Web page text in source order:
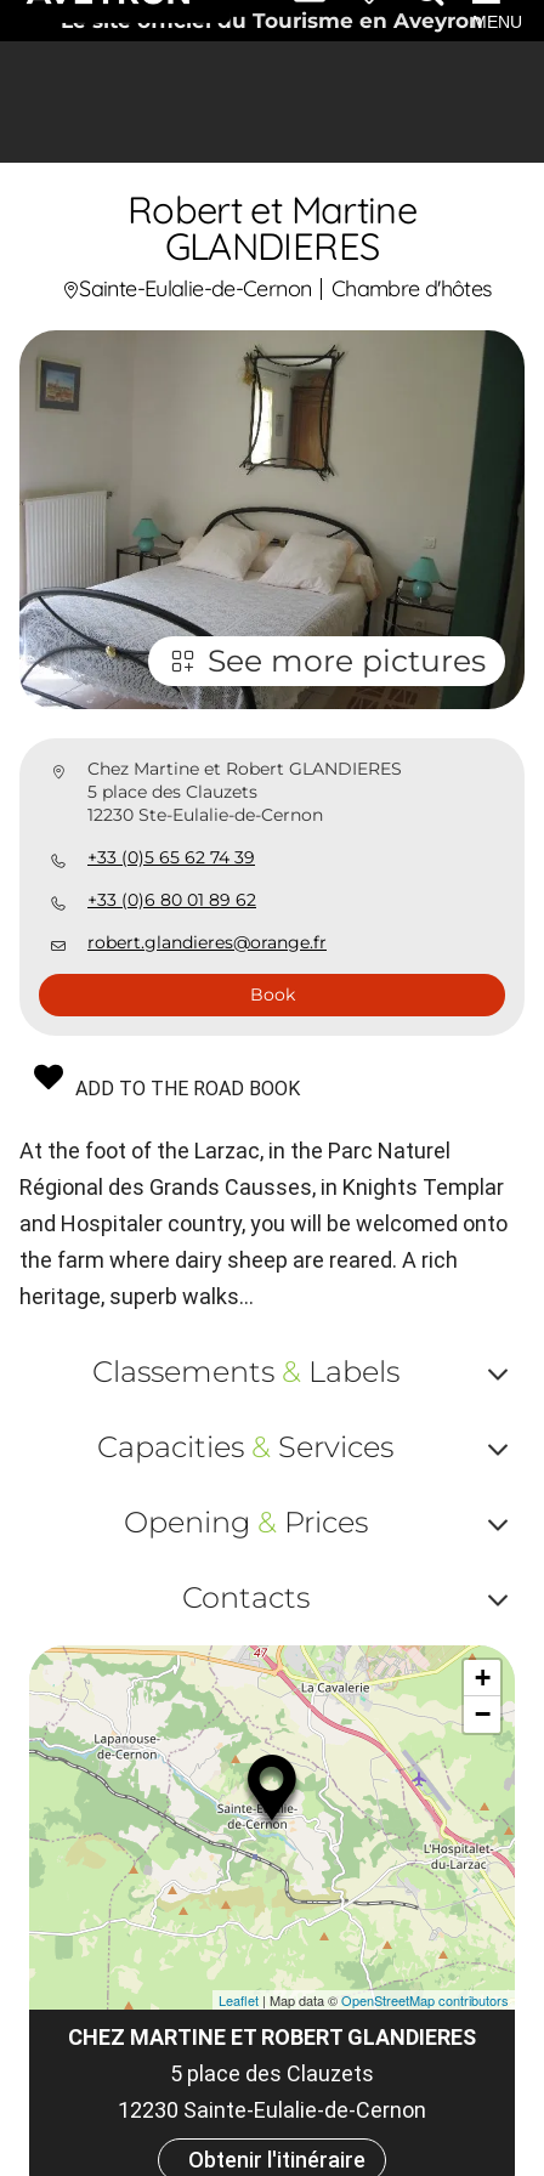
Le site officiel du Tourisme en AveyronMENU
Robert et Martine
GLANDIERES
Sainte-Eulalie-de-Cernon Chambre d'hôtes
See more pictures
Chez Martine et Robert GLANDIERES
5 place des Clauzets
12230 Ste-Eulalie-de-Cernon
+33 (0)5 65 62 74 39
+33 (0)6 80 01 89 62
robert.glandieres@orange.fr
Book
ADD TO THE ROAD BOOK
At the foot of the Larzac, in the Parc Naturel
Régional des Grands Causses, in Knights Templar
and Hospitaler country, you will be welcomed onto
the farm where dairy sheep are reared. A rich
heritage, superb walks...
Classements &Labels
ou
Capacities & Services
ou
Opening &Prices
ou
et
Contacts
ou
CHEZ MARTINE ET ROBERT GLANDIERES
5 place des Clauzets
12230 Sainte-Eulalie-de-Cernon
Obtenir l'itinéraire
+
−
Leaflet | Map data ©OpenStreetMap contributors